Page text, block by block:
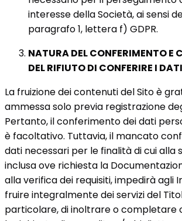
interesse della Società, ai sensi
paragrafo 1, lettera f) GDPR.
NATURA DEL CONFERIMENTO E
DEL RIFIUTO DI CONFERIRE I DATI
La fruizione dei contenuti del Sito è
ammessa solo previa registrazione
Pertanto, il conferimento dei dati
è facoltativo. Tuttavia, il mancato
dati necessari per le finalità di cui alla
inclusa ove richiesta la
alla verifica dei requisiti, impedirà agli
fruire integralmente dei servizi del
particolare, di inoltrare o